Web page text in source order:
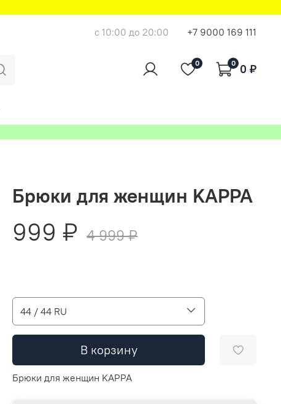
с 10:00 до 20:00 +7 9000 169 111
0 0 0 ₽
Брюки для женщин KAPPA
999 ₽ 4 999 ₽
44 / 44 RU
В корзину
Брюки для женщин KAPPA